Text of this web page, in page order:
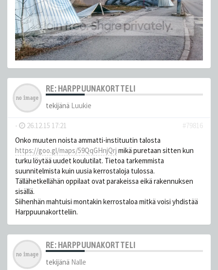
RE: HARPPUUNAKORTTELI
tekijänä Luukie
- 26.12.15 17:21
#79816
Onko muuten noista ammatti-instituutin talosta
https://goo.gl/maps/59QqGHnjQrj mikä puretaan sitten kun
turku löytää uudet koulutilat. Tietoa tarkemmista
suunnitelmista kuin uusia kerrostaloja tulossa.
Tällähetkellähän oppilaat ovat parakeissa eikä rakennuksen
sisällä.
Siihenhän mahtuisi montakin kerrostaloa mitkä voisi yhdistää
Harppuunakortteliin.
RE: HARPPUUNAKORTTELI
tekijänä Nalle